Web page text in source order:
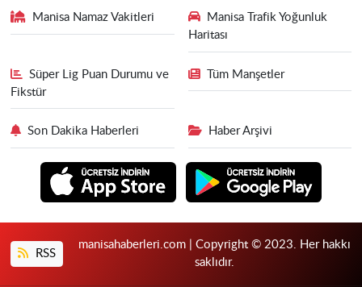
Manisa Namaz Vakitleri
Manisa Trafik Yoğunluk
Haritası
Süper Lig Puan Durumu ve
Fikstür
Tüm Manşetler
Son Dakika Haberleri Haber Arşivi
RSS
manisahaberleri.com | Copyright © 2023. Her hakkı
saklıdır.